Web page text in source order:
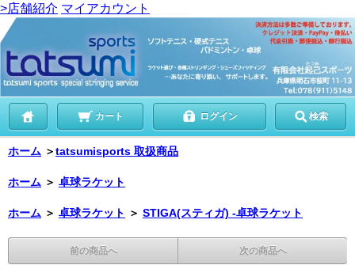
>店舗紹介 マイアカウント
カート ログイン 検索
ホーム ＞tatsumisports 取扱商品
ホーム ＞ 卓球ラケット
ホーム ＞ 卓球ラケット ＞ STIGA(スティガ) -卓球ラケット
前の商品へ 次の商品へ